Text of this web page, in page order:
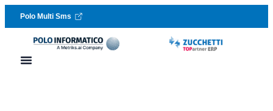
Vai al contenuto
Polo Multi Sms